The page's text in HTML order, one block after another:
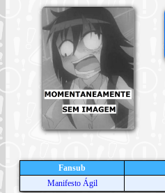
Fansub
Manifesto Ágil